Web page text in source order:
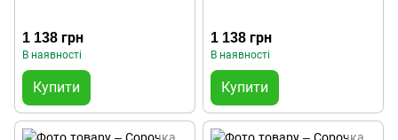
1 138 грн
В наявності
Купити
1 138 грн
В наявності
Купити